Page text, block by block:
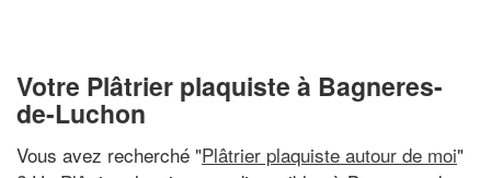
Votre Plâtrier plaquiste à Bagneres-
de-Luchon
Vous avez recherché "Plâtrier plaquiste autour de moi"